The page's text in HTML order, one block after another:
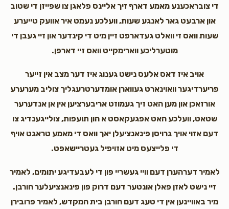
די צובראכענע מאמע דארף זיך אליינס פלאגן צו שפייזן די שטוב
און ארבעט גאר לאנגע שעות, וועלכע נעמט איר אוועק טייערע
שעות וואס זי וואלט געדארפט זיין מיט די קינדער און זיי געבן די
מוטערליכע ווארימקייט וואס זיי דארפן.
אויב איז דאס אלעס נישט גענוג איז דער מצב אין זייער
פריערדיגער וואוינארט געווארן אומדערטרעגליך צוליב מערערע
אורזאכן און מען האט זיך געמוזט אריבערציען אין אן אנדערער
שטאט, וועלכע האט אפגעקאסט א הון תועפות, צולייגענדיג צו
דעם אזוי אויך גרויסן פינאנציעלן יאך וואס די מאמע טראגט אויף
די פלייצעס מיט אזויפיל געטריישאפט.
לאמיר דערהערן דעם וויי געשריי פון די לעבעדיגע יתומים, לאמיר
זיי נישט לאזן פאלן אונטער דעם דרוק פון פינאנציעלער חורבן.
מיר באוויינען אין די טעג דעם חורבן בית המקדש, לאמיר פרובירן